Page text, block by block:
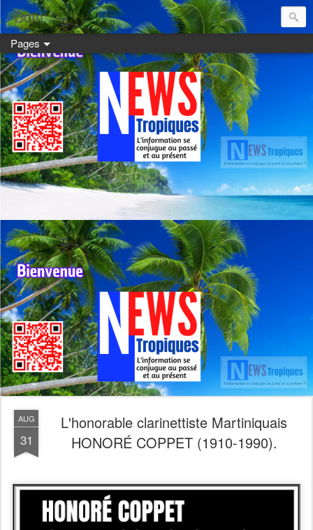
Dom:
Pages
AUG
31
L'honorable clarinettiste Martiniquais
HONORÉ COPPET (1910-1990).